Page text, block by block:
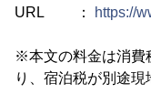
URL ：
https://
※本文の料金は消費
り、宿泊税が別途現